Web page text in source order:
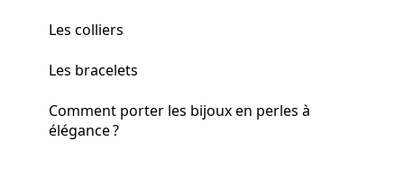
Les colliers
Les bracelets
Comment porter les bijoux en perles à
élégance ?